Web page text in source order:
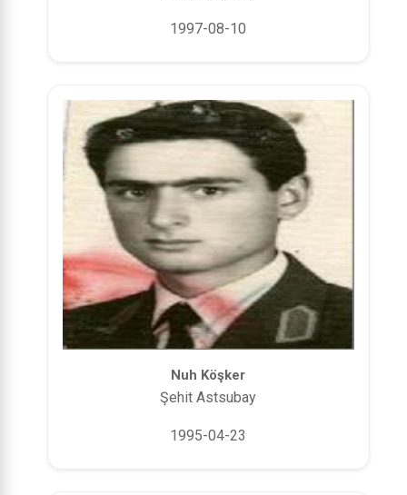
1997-08-10
Nuh Köşker
Şehit Astsubay
1995-04-23